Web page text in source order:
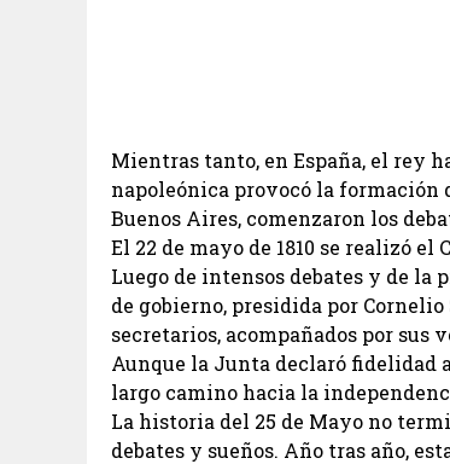
Mientras tanto, en España, el rey
napoleónica provocó la formación
Buenos Aires, comenzaron los
El 22 de mayo de 1810 se realizó
Luego de intensos debates y de la
de gobierno, presidida por
secretarios, acompañados por sus
Aunque la Junta declaró fidelidad
largo camino hacia la
La historia del 25 de Mayo no
debates y sueños. Año tras año,